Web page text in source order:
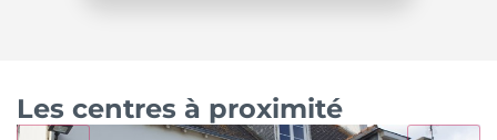
Les centres à proximité